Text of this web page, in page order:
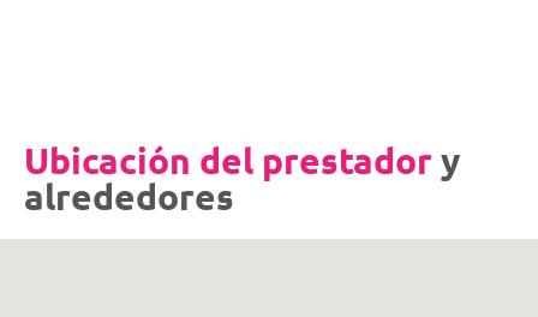
Ubicación del prestadory
alrededores